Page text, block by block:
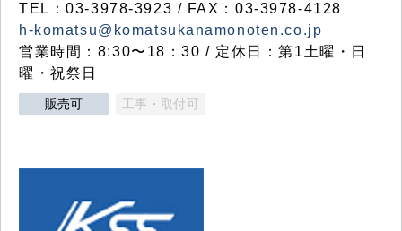
TEL：03-3978-3923 / FAX：03-3978-4128
h-komatsu@komatsukanamonoten.co.jp
営業時間：8:30〜18：30 / 定休日：第1土曜・日
曜・祝祭日
販売可 工事・取付可